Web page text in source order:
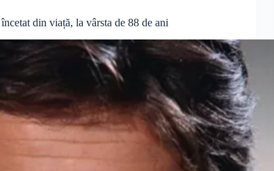
din viață, la vârsta de 88 de ani